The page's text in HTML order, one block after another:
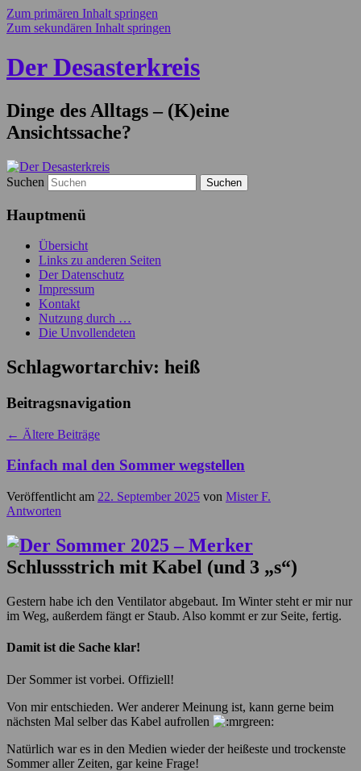
Zum primären Inhalt springen
Zum sekundären Inhalt springen
Der Desasterkreis
Dinge des Alltags – (K)eine
Ansichtssache?
Suchen
Hauptmenü
Übersicht
Links zu anderen Seiten
Der Datenschutz
Impressum
Kontakt
Nutzung durch …
Die Unvollendeten
Schlagwortarchiv: heiß
Beitragsnavigation
← Ältere Beiträge
Einfach mal den Sommer wegstellen
Veröffentlicht am 22. September 2025 von Mister F.
Antworten
Schlussstrich mit Kabel (und 3 „s“)
Gestern habe ich den Ventilator abgebaut. Im Winter steht er mir nur
im Weg, außerdem fängt er Staub. Also kommt er zur Seite, fertig.
Damit ist die Sache klar!
Der Sommer ist vorbei. Offiziell!
Von mir entschieden. Wer anderer Meinung ist, kann gerne beim
nächsten Mal selber das Kabel aufrollen
Natürlich war es in den Medien wieder der heißeste und trockenste
Sommer aller Zeiten, gar keine Frage!